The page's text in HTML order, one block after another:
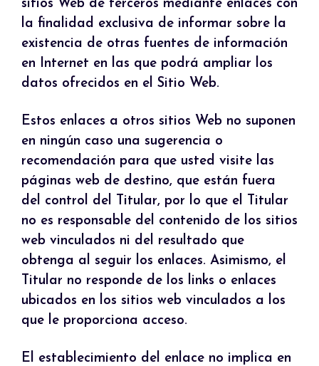
sitios Web de terceros mediante enlaces con
la finalidad exclusiva de informar sobre la
existencia de otras fuentes de información
en Internet en las que podrá ampliar los
datos ofrecidos en el Sitio Web.
Estos enlaces a otros sitios Web no suponen
en ningún caso una sugerencia o
recomendación para que usted visite las
páginas web de destino, que están fuera
del control del Titular, por lo que el Titular
no es responsable del contenido de los sitios
web vinculados ni del resultado que
obtenga al seguir los enlaces. Asimismo, el
Titular no responde de los links o enlaces
ubicados en los sitios web vinculados a los
que le proporciona acceso.
El establecimiento del enlace no implica en